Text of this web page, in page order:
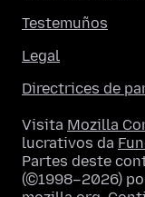
Testemuños
Legal
Directrices de
Visita Mozilla
lucrativos da
Partes deste
(©1998–2026)